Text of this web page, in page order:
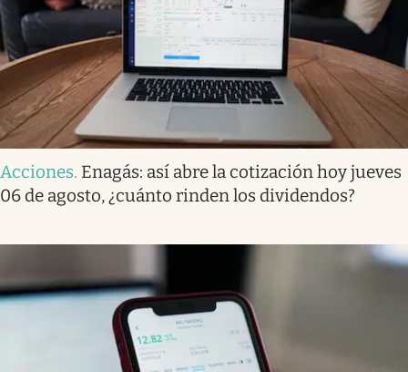
Acciones. Enagás: así abre la cotización hoy jueves
06 de agosto, ¿cuánto rinden los dividendos?